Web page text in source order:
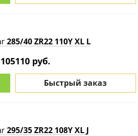
285/40 ZR22 110Y XL L
105110 руб.
Быстрый заказ
295/35 ZR22 108Y XL J